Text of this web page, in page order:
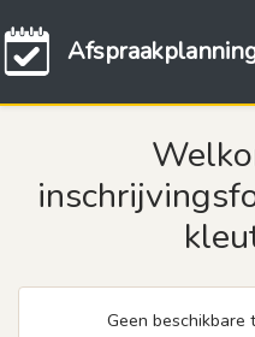
Geen beschikbare